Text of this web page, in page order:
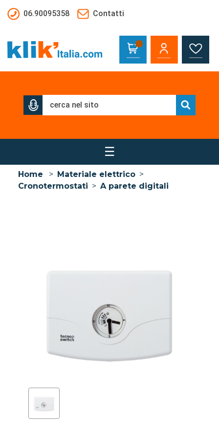
06.90095358
Contatti
☰
Home > Materiale elettrico >
Cronotermostati > A parete digitali